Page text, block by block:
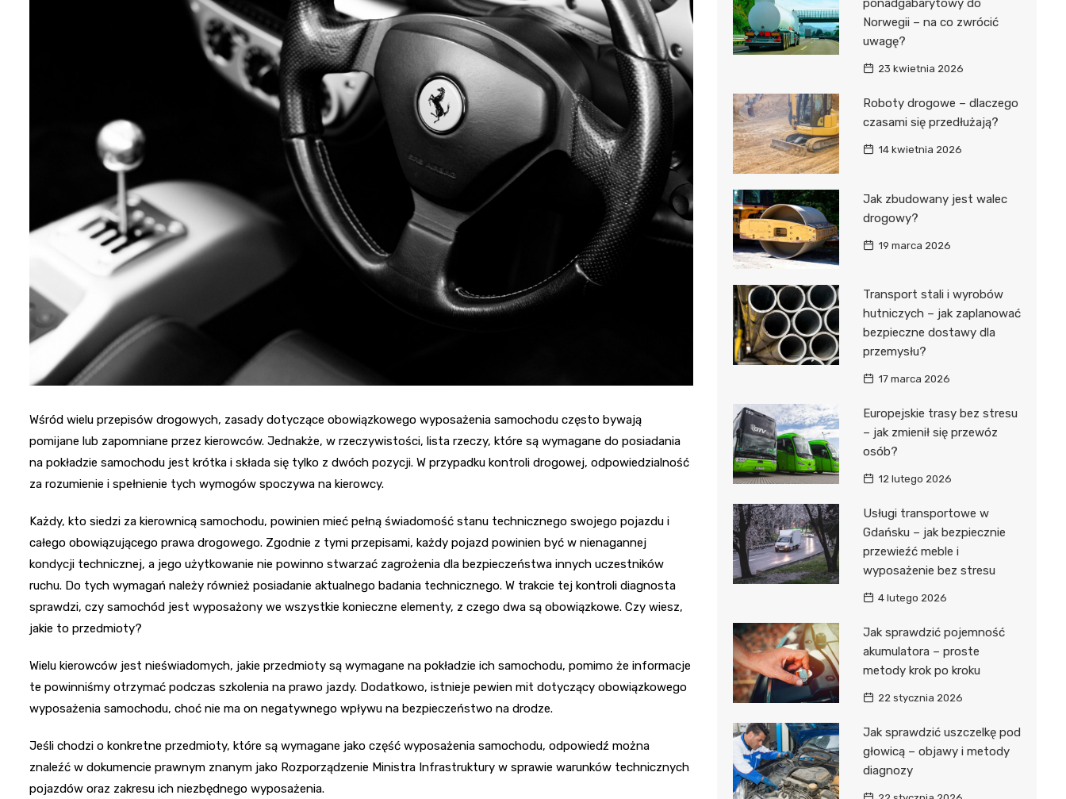
Wśród wielu przepisów drogowych, zasady dotyczące obowiązkowego wyposażenia samochodu często bywają
pomijane lub zapomniane przez kierowców. Jednakże, w rzeczywistości, lista rzeczy, które są wymagane do posiadania
na pokładzie samochodu jest krótka i składa się tylko z dwóch pozycji. W przypadku kontroli drogowej, odpowiedzialność
za rozumienie i spełnienie tych wymogów spoczywa na kierowcy.
Każdy, kto siedzi za kierownicą samochodu, powinien mieć pełną świadomość stanu technicznego swojego pojazdu i
całego obowiązującego prawa drogowego. Zgodnie z tymi przepisami, każdy pojazd powinien być w nienagannej
kondycji technicznej, a jego użytkowanie nie powinno stwarzać zagrożenia dla bezpieczeństwa innych uczestników
ruchu. Do tych wymagań należy również posiadanie aktualnego badania technicznego. W trakcie tej kontroli diagnosta
sprawdzi, czy samochód jest wyposażony we wszystkie konieczne elementy, z czego dwa są obowiązkowe. Czy wiesz,
jakie to przedmioty?
Wielu kierowców jest nieświadomych, jakie przedmioty są wymagane na pokładzie ich samochodu, pomimo że informacje
te powinniśmy otrzymać podczas szkolenia na prawo jazdy. Dodatkowo, istnieje pewien mit dotyczący obowiązkowego
wyposażenia samochodu, choć nie ma on negatywnego wpływu na bezpieczeństwo na drodze.
Jeśli chodzi o konkretne przedmioty, które są wymagane jako część wyposażenia samochodu, odpowiedź można
znaleźć w dokumencie prawnym znanym jako Rozporządzenie Ministra Infrastruktury w sprawie warunków technicznych
pojazdów oraz zakresu ich niezbędnego wyposażenia.
ponadgabarytowy do
Norwegii – na co zwrócić
uwagę?
23 kwietnia 2026
Roboty drogowe – dlaczego
czasami się przedłużają?
14 kwietnia 2026
Jak zbudowany jest walec
drogowy?
19 marca 2026
Transport stali i wyrobów
hutniczych – jak zaplanować
bezpieczne dostawy dla
przemysłu?
17 marca 2026
Europejskie trasy bez stresu
– jak zmienił się przewóz
osób?
12 lutego 2026
Usługi transportowe w
Gdańsku – jak bezpiecznie
przewieźć meble i
wyposażenie bez stresu
4 lutego 2026
Jak sprawdzić pojemność
akumulatora – proste
metody krok po kroku
22 stycznia 2026
Jak sprawdzić uszczelkę pod
głowicą – objawy i metody
diagnozy